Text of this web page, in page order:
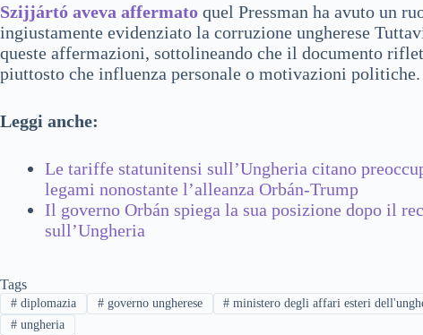
Szijjártó aveva affermato quel Pressman ha avuto un
ingiustamente evidenziato la corruzione ungherese
queste affermazioni, sottolineando che il documento
piuttosto che influenza personale o motivazioni politiche.
Leggi anche:
Le tariffe statunitensi sull’Ungheria citano
legami nonostante l’alleanza Orbán-Trump
Il governo Orbán spiega la sua posizione dopo il
sull’Ungheria
Tags
#diplomazia #governo ungherese # ministero degli affari esteri
#ungheria